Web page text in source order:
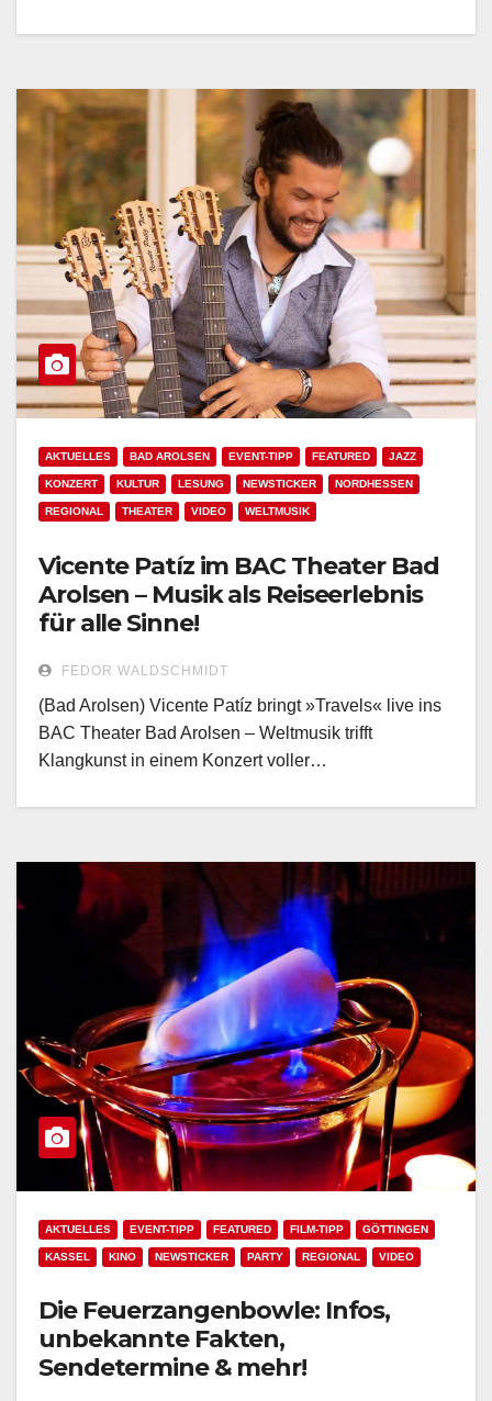
AKTUELLES BAD AROLSEN EVENT-TIPP FEATURED JAZZ
KONZERT KULTUR LESUNG NEWSTICKER NORDHESSEN
REGIONAL THEATER VIDEO WELTMUSIK
Vicente Patíz im BAC Theater Bad
Arolsen – Musik als Reiseerlebnis
für alle Sinne!
FEDOR WALDSCHMIDT
(Bad Arolsen) Vicente Patíz bringt »Travels« live ins
BAC Theater Bad Arolsen – Weltmusik trifft
Klangkunst in einem Konzert voller…
AKTUELLES EVENT-TIPP FEATURED FILM-TIPP GÖTTINGEN
KASSEL KINO NEWSTICKER PARTY REGIONAL VIDEO
Die Feuerzangenbowle: Infos,
unbekannte Fakten,
Sendetermine & mehr!